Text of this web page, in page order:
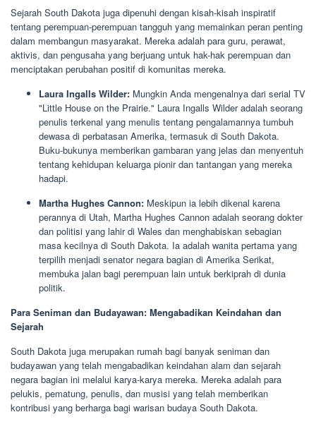
Sejarah South Dakota juga dipenuhi dengan kisah-kisah inspiratif
tentang perempuan-perempuan tangguh yang memainkan peran penting
dalam membangun masyarakat. Mereka adalah para guru, perawat,
aktivis, dan pengusaha yang berjuang untuk hak-hak perempuan dan
menciptakan perubahan positif di komunitas mereka.
Laura Ingalls Wilder: Mungkin Anda mengenalnya dari serial TV
"Little House on the Prairie." Laura Ingalls Wilder adalah seorang
penulis terkenal yang menulis tentang pengalamannya tumbuh
dewasa di perbatasan Amerika, termasuk di South Dakota.
Buku-bukunya memberikan gambaran yang jelas dan menyentuh
tentang kehidupan keluarga pionir dan tantangan yang mereka
hadapi.
Martha Hughes Cannon: Meskipun ia lebih dikenal karena
perannya di Utah, Martha Hughes Cannon adalah seorang dokter
dan politisi yang lahir di Wales dan menghabiskan sebagian
masa kecilnya di South Dakota. Ia adalah wanita pertama yang
terpilih menjadi senator negara bagian di Amerika Serikat,
membuka jalan bagi perempuan lain untuk berkiprah di dunia
politik.
Para Seniman dan Budayawan: Mengabadikan Keindahan dan
Sejarah
South Dakota juga merupakan rumah bagi banyak seniman dan
budayawan yang telah mengabadikan keindahan alam dan sejarah
negara bagian ini melalui karya-karya mereka. Mereka adalah para
pelukis, pematung, penulis, dan musisi yang telah memberikan
kontribusi yang berharga bagi warisan budaya South Dakota.